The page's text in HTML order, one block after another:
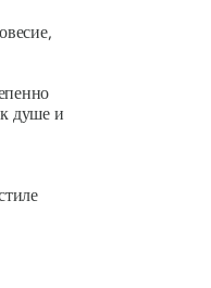
душе и